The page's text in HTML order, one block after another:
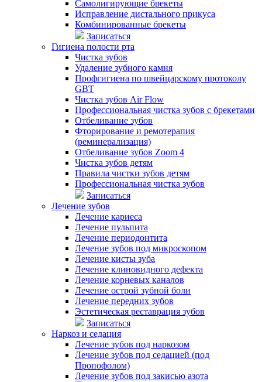
Самолигирующие брекеты
Исправление дистального прикуса
Комбинированные брекеты
Записаться
Гигиена полости рта
Чистка зубов
Удаление зубного камня
Профгигиена по швейцарскому протоколу
GBT
Чистка зубов Air Flow
Профессиональная чистка зубов с брекетами
Отбеливание зубов
Фторирование и ремотерапия
(реминерализация)
Отбеливание зубов Zoom 4
Чистка зубов детям
Правила чистки зубов детям
Профессиональная чистка зубов
Записаться
Лечение зубов
Лечение кариеса
Лечение пульпита
Лечение периодонтита
Лечение зубов под микроскопом
Лечение кисты зуба
Лечение клиновидного дефекта
Лечение корневых каналов
Лечение острой зубной боли
Лечение передних зубов
Эстетическая реставрация зубов
Записаться
Наркоз и седация
Лечение зубов под наркозом
Лечение зубов под седацией (под
Пропофолом)
Лечение зубов под закисью азота